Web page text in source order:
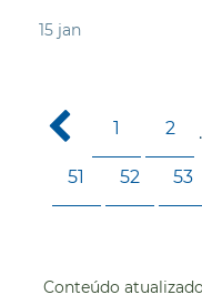
15 jan
1 2
51 52 53
Conteúdo